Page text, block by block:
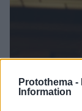
Protothema -
Information